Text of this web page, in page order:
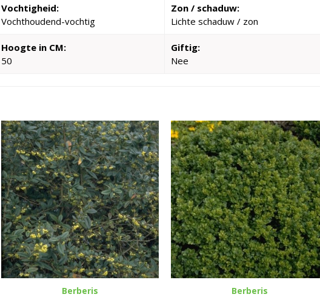
Vochtigheid:
Vochthoudend-vochtig
Zon / schaduw:
Lichte schaduw / zon
Hoogte in CM:
50
Giftig:
Nee
Berberis Berberis